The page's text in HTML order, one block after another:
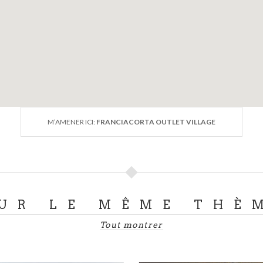
M’AMENER ICI: FRANCIACORTA OUTLET VILLAGE
LE MÊME
Tout montrer